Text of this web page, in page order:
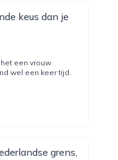
keus dan je
een vrouw
wel een keer tijd.
grens,